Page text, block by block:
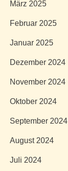
März 2025
Februar 2025
Januar 2025
Dezember 2024
November 2024
Oktober 2024
September 2024
August 2024
Juli 2024